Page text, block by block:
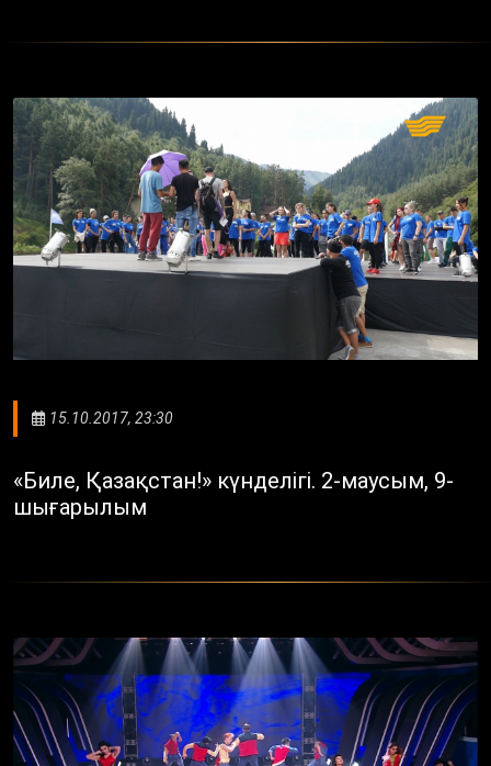
15.10.2017, 23:30
«Биле, Қазақстан!» күнделігі. 2-маусым, 9-
шығарылым